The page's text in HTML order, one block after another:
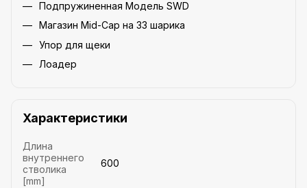
Подпружиненная Модель SWD
Магазин Mid-Cap на 33 шарика
Упор для щеки
Лоадер
Характеристики
Длина
внутреннего
стволика
[mm]
600